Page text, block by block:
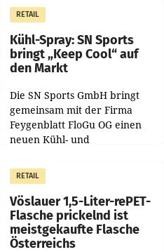
Juli und August versorgt das
Unternehmen Kinder sowie
RETAIL
Kühl-Spray: SN Sports
bringt „Keep Cool“ auf
den Markt
Die SN Sports GmbH bringt
gemeinsam mit der Firma
Feygenblatt FloGu OG einen
neuen Kühl- und
Markt. Das Produkt namens
„Keep Cool“ ist zu 100 Prozent
RETAIL
Vöslauer 1,5-Liter-rePET-
Flasche prickelnd ist
meistgekaufte Flasche
Österreichs